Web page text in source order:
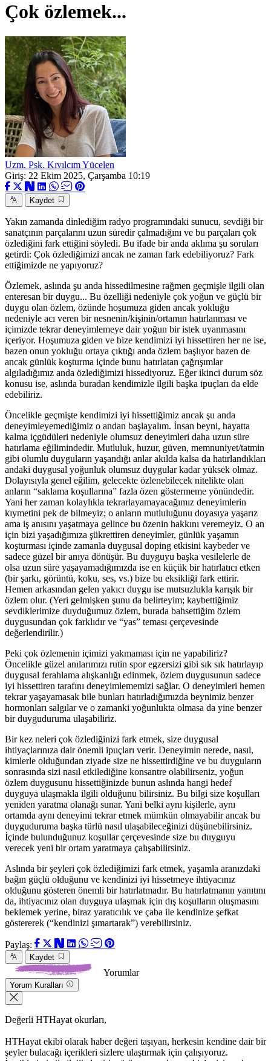
Çok özlemek...
Uzm. Psk. Kıvılcım Yücelen
Giriş: 22 Ekim 2025, Çarşamba 10:19
Kaydet
Yakın zamanda dinlediğim radyo programındaki sunucu, sevdiği bir
sanatçının parçalarını uzun süredir çalmadığını ve bu parçaları çok
özlediğini fark ettiğini söyledi. Bu ifade bir anda aklıma şu soruları
getirdi: Çok özlediğimizi ancak ne zaman fark edebiliyoruz? Fark
ettiğimizde ne yapıyoruz?
Özlemek, aslında şu anda hissedilmesine rağmen geçmişle ilgili olan
enteresan bir duygu... Bu özelliği nedeniyle çok yoğun ve güçlü bir
duygu olan özlem, özünde hoşumuza giden ancak yokluğu
nedeniyle acı veren bir nesnenin/kişinin/ortamın hatırlanması ve
içimizde tekrar deneyimlemeye dair yoğun bir istek uyanmasını
içeriyor. Hoşumuza giden ve bize kendimizi iyi hissettiren her ne ise,
bazen onun yokluğu ortaya çıktığı anda özlem başlıyor bazen de
ancak günlük koşturma içinde bunu hatırlatan çağrışımlar
algıladığımız anda özlediğimizi hissediyoruz. Eğer ikinci durum söz
konusu ise, aslında buradan kendimizle ilgili başka ipuçları da elde
edebiliriz.
Öncelikle geçmişte kendimizi iyi hissettiğimiz ancak şu anda
deneyimleyemediğimiz o andan başlayalım. İnsan beyni, hayatta
kalma içgüdüleri nedeniyle olumsuz deneyimleri daha uzun süre
hatırlama eğilimindedir. Mutluluk, huzur, güven, memnuniyet/tatmin
gibi olumlu duyguların yaşandığı anlar akılda kalsa da hatırlandıkları
andaki duygusal yoğunluk olumsuz duygular kadar yüksek olmaz.
Dolayısıyla genel eğilim, gelecekte özlenebilecek nitelikte olan
anların “saklama koşullarına” fazla özen göstermeme yönündedir.
Yani her zaman kolaylıkla tekrarlayamayacağımız deneyimlerin
kıymetini pek de bilmeyiz; o anların mutluluğunu doyasıya yaşarız
ama iş anısını yaşatmaya gelince bu özenin hakkını veremeyiz. O an
için bizi yaşadığımıza şükrettiren deneyimler, günlük yaşamın
koşturması içinde zamanla duygusal doping etkisini kaybeder ve
sadece güzel bir anıya dönüşür. Bu duyguyu başka vesilelerle de
olsa uzun süre yaşayamadığımızda ise en küçük bir hatırlatıcı etken
(bir şarkı, görüntü, koku, ses, vs.) bize bu eksikliği fark ettirir.
Hemen arkasından gelen yakıcı duygu ise mutsuzlukla karışık bir
özlem olur. (Yeri gelmişken şunu da belirteyim; kaybettiğimiz
sevdiklerimize duyduğumuz özlem, burada bahsettiğim özlem
duygusundan çok farklıdır ve “yas” teması çerçevesinde
değerlendirilir.)
Peki çok özlemenin içimizi yakmaması için ne yapabiliriz?
Öncelikle güzel anılarımızı rutin spor egzersizi gibi sık sık hatırlayıp
duygusal ferahlama alışkanlığı edinmek, özlem duygusunun sadece
iyi hissettiren tarafını deneyimlememizi sağlar. O deneyimleri hemen
tekrar yaşayamasak bile bunları hatırladığımızda beynimiz benzer
hormonları salgılar ve o zamanki yoğunlukta olmasa da yine benzer
bir duyguduruma ulaşabiliriz.
Bir kez neleri çok özlediğinizi fark etmek, size duygusal
ihtiyaçlarınıza dair önemli ipuçları verir. Deneyimin nerede, nasıl,
kimlerle olduğundan ziyade size ne hissettirdiğine ve bu duyguların
sonrasında sizi nasıl etkilediğine konsantre olabilirseniz, yoğun
özlem duygusunu hissettiğinizde bunun aslında hangi hedef
duyguya ulaşmakla ilgili olduğunu bilirsiniz. Bu bilgi size koşulları
yeniden yaratma olanağı sunar. Yani belki aynı kişilerle, aynı
ortamda aynı deneyimi tekrar etmek mümkün olmayabilir ancak bu
duyguduruma başka türlü nasıl ulaşabileceğinizi düşünebilirsiniz.
İçinde bulunduğunuz koşullar çerçevesinde size bu duyguyu
verecek yeni bir ortam yaratmaya çalışabilirsiniz.
Aslında bir şeyleri çok özlediğimizi fark etmek, yaşamla aranızdaki
bağın güçlü olduğunu ve kendinizi iyi hissetmeye ihtiyacınız
olduğunu gösteren önemli bir hatırlatmadır. Bu hatırlatmanın yanıtını
da, ihtiyacınız olan duyguya ulaşmak için dış koşulların oluşmasını
beklemek yerine, biraz yaratıcılık ve çaba ile kendinize şefkat
göstererek (“kendinizi şımartarak”) verebilirsiniz.
Paylaş:
Kaydet
Yorumlar
Yorum Kuralları
Değerli HTHayat okurları,
HTHayat ekibi olarak haber değeri taşıyan, herkesin kendine dair bir
şeyler bulacağı içerikleri sizlere ulaştırmak için çalışıyoruz.